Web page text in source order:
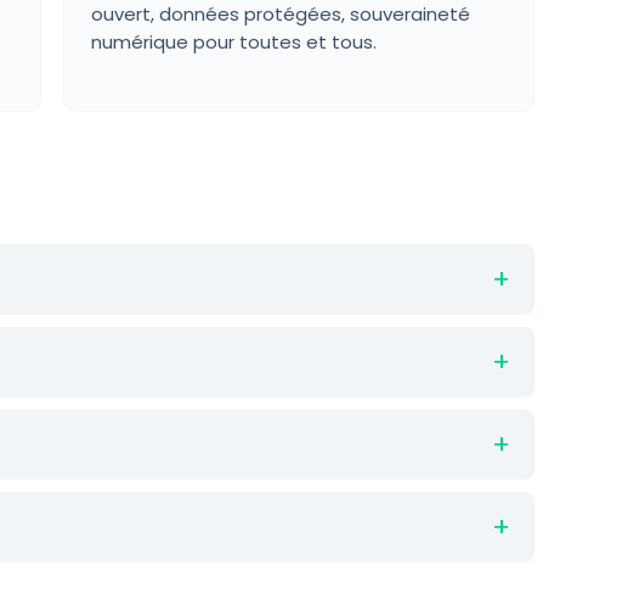
ouvert, données protégées, souveraineté
numérique pour toutes et tous.